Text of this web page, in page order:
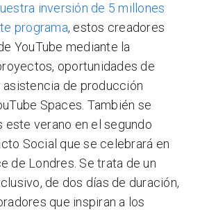
inversión de 5 millones
programa, estos creadores
YouTube mediante la
oportunidades de
de producción
Spaces. También se
este verano en el segundo
Social que se celebrará en
de Londres. Se trata de un
de dos días de duración,
que inspiran a los